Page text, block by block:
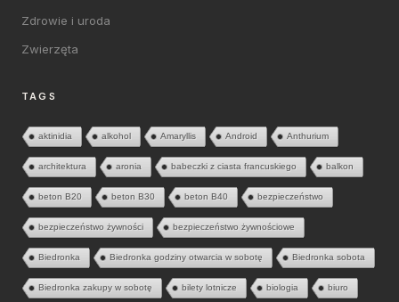
Zdrowie i uroda
Zwierzęta
TAGS
aktinidia alkohol Amaryllis Android Anthurium
architektura aronia babeczki z ciasta francuskiego balkon
beton B20 beton B30 beton B40 bezpieczeństwo
bezpieczeństwo żywności bezpieczeństwo żywnościowe
Biedronka Biedronka godziny otwarcia w sobotę Biedronka sobota
Biedronka zakupy w sobotę bilety lotnicze biologia biuro